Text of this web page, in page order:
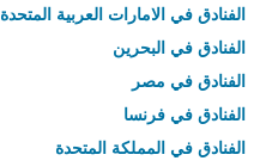
الفنادق في الامارات العربية المتحدة
الفنادق في البحرين
الفنادق في مصر
الفنادق في فرنسا
الفنادق في المملكة المتحدة